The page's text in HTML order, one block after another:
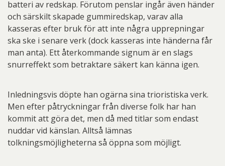
batteri av redskap. Förutom penslar ingår även händer
och särskilt skapade gummiredskap, varav alla
kasseras efter bruk för att inte några upprepningar
ska ske i senare verk (dock kasseras inte händerna får
man anta). Ett återkommande signum är en slags
snurreffekt som betraktare säkert kan känna igen.
Inledningsvis döpte han ogärna sina trioristiska verk.
Men efter påtryckningar från diverse folk har han
kommit att göra det, men då med titlar som endast
nuddar vid känslan. Alltså lämnas
tolkningsmöjligheterna så öppna som möjligt.